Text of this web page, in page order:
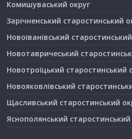
Комишуваський округ
Зарічненський старостинський
Новоіванівський
Новотавричеський
Новотроїцький старостинський
Новояковлівський
Щасливський старостинський
Яснополянський